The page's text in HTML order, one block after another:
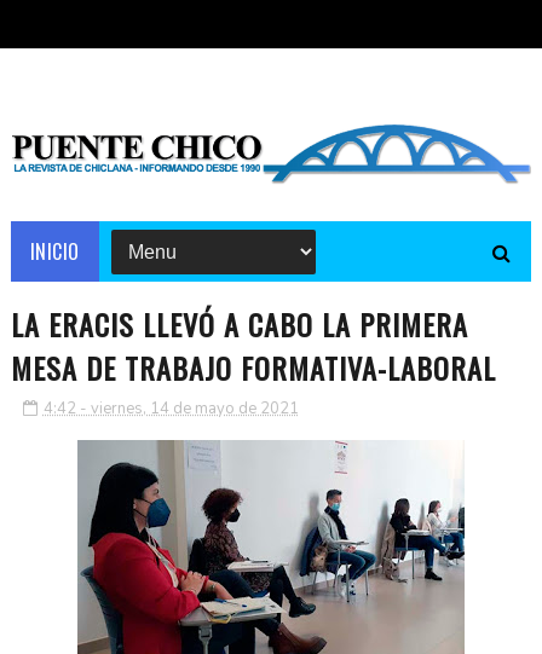
INICIO
LA ERACIS LLEVÓ A CABO LA PRIMERA
MESA DE TRABAJO FORMATIVA-LABORAL
4:42 - viernes, 14 de mayo de 2021